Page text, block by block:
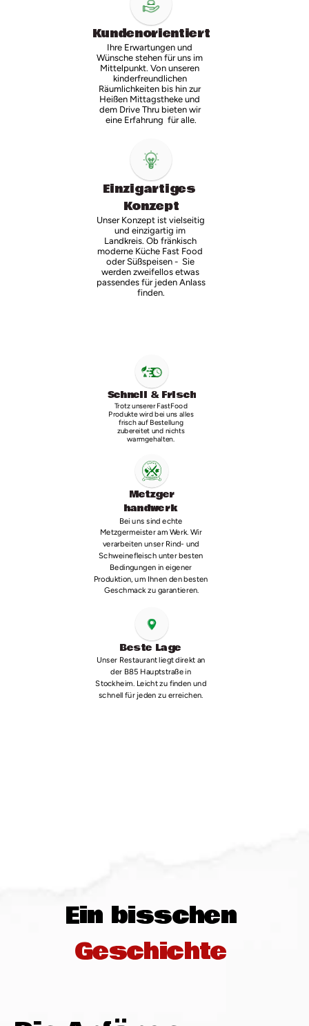
Kundenorientiert
Ihre Erwartungen und
Wünsche stehen für uns im
Mittelpunkt. Von unseren
kinderfreundlichen
Räumlichkeiten bis hin zur
Heißen Mittagstheke und
dem Drive Thru bieten wir
eine Erfahrung  für alle.
Einzigartiges
Konzept
Unser Konzept ist vielseitig
und einzigartig im
Landkreis. Ob fränkisch
moderne Küche Fast Food
oder Süßspeisen -  Sie
werden zweifellos etwas
passendes für jeden Anlass
finden.
Schnell & Frisch
Trotz unserer FastFood
Produkte wird bei uns alles
frisch auf Bestellung
zubereitet und nichts
warmgehalten.
Metzger
handwerk
Bei uns sind echte
Metzgermeister am Werk. Wir
verarbeiten unser Rind- und
Schweinefleisch unter besten
Bedingungen in eigener
Produktion, um Ihnen den besten
Geschmack zu garantieren.
Beste Lage
Unser Restaurant liegt direkt an
der B85 Hauptstraße in
Stockheim. Leicht zu finden und
schnell für jeden zu erreichen.
Ein bisschen
Geschichte